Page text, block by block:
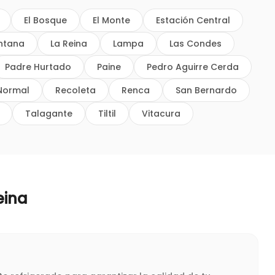
El Bosque El Monte
Estación Central
La Reina Lampa
Las Condes
Padre Hurtado
Paine
Pedro Aguirre Cerda
Recoleta Renca
San Bernardo
Talagante
Tiltil Vitacura